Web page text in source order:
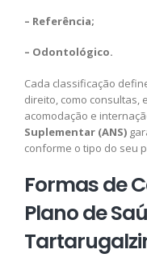
– Referência;
– Odontológico.
Cada classificação
direito, como consultas,
acomodação e
Suplementar (ANS)
conforme o tipo do seu
Formas de
Plano de